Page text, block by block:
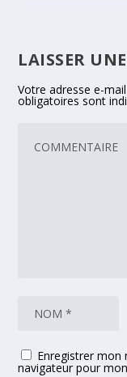
LAISSER
Votre adresse e-
obligatoires sont
Enregistrer
navigateur pour